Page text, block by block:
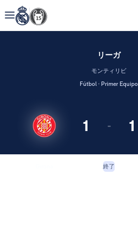
リーガ
モンティリビ
Fútbol · Primer Equipo
1 - 1
終了